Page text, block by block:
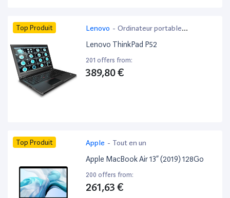
Top Produit Lenovo - Ordinateur portable
bureautique
Lenovo ThinkPad P52
201 offers from:
389,80 €
Top Produit Apple - Tout en un
Apple MacBook Air 13” (2019) 128Go
200 offers from:
261,63 €